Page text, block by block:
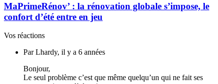
MaPrimeRénov’ : la rénovation globale s’impose, le
confort d’été entre en jeu
Vos réactions
Par Lhardy, il y a 6 années
Bonjour,
Le seul problème c’est que même quelqu’un qui ne fait ses